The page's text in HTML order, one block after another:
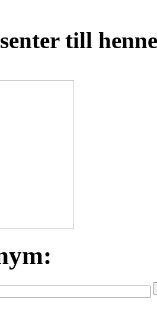
till